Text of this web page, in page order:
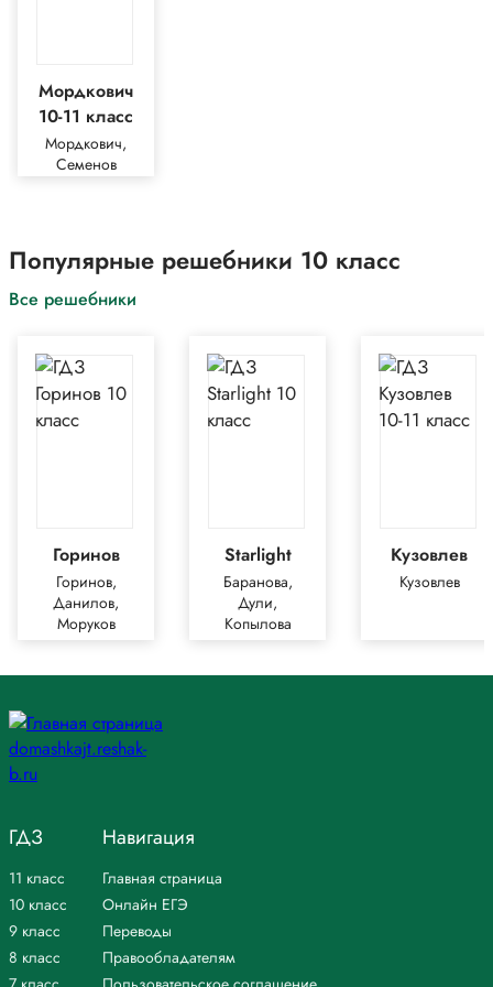
Мордкович
10-11 класс
Мордкович,
Семенов
Популярные решебники 10 класс
Все решебники
Горинов
Горинов,
Данилов,
Моруков
Starlight
Баранова,
Дули,
Копылова
Кузовлев
Кузовлев
ГДЗ
11 класс
10 класс
9 класс
8 класс
Навигация
Главная страница
Онлайн ЕГЭ
Переводы
Правообладателям